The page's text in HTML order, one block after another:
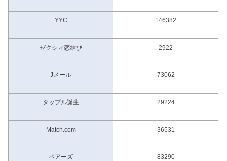
YYC 146382
ゼクシィ恋結び 2922
Jメール 73062
タップル誕生 29224
Match.com 36531
ペアーズ 83290